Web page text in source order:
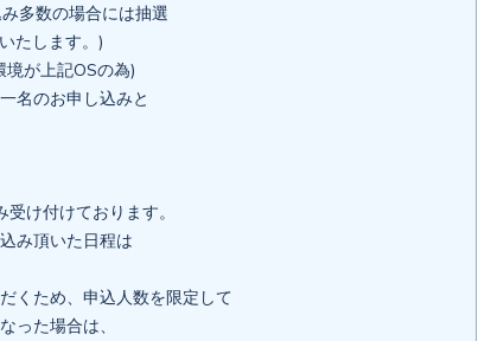
多数の場合には抽選
たします。)
が上記OSの為)
名のお申し込みと
け付けております。
み頂いた日程は
くため、申込人数を限定して
った場合は、